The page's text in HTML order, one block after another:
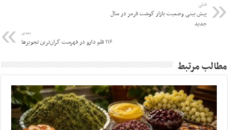
قبلی
پیش بینی وضعیت بازار گوشت قرمز در سال
جدید
بعدی
۱۱۶ قلم دارو در فهرست گران‌ترین تجویزها
مطالب مرتبط